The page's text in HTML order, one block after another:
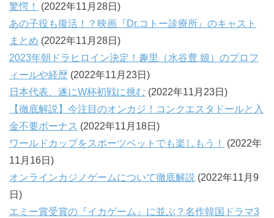
驚愕！
(2022年11月28日)
あの子役も復活！？映画『Dr.コトー診療所』のキャスト
まとめ (2022年11月28日)
2023年朝ドラヒロイン決定！趣里（水谷豊 娘）のプロフ
ィールや経歴 (2022年11月23日)
日本代表、遂にW杯初戦に挑む (2022年11月23日)
【徹底解説】今注目のオンカジ！コンクエスタドールと入
金不要ボーナス (2022年11月18日)
ワールドカップをスポーツベットでも楽しもう！
(2022年
11月16日)
オンラインカジノゲームについて徹底解説 (2022年11月9
日)
エミー賞受賞の『イカゲーム』に並ぶ？名作韓国ドラマ3